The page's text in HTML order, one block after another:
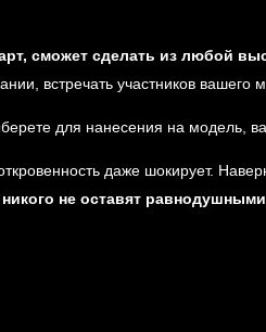
сможет сделать из любой
встречать участников вашего
для нанесения на модель,
даже шокирует.
не оставят